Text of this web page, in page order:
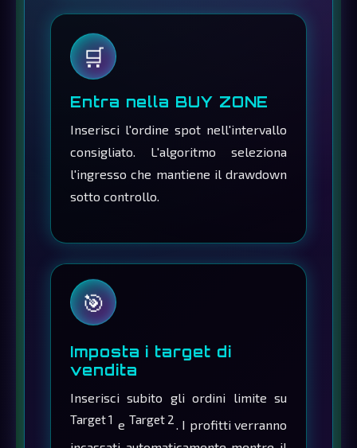
🛒
Entra nella BUY ZONE
Inserisci l'ordine spot nell'intervallo
consigliato. L'algoritmo seleziona
l'ingresso che mantiene il drawdown
sotto controllo.
🎯
Imposta i target di
vendita
Inserisci subito gli ordini limite su
Target 1 e Target 2. I profitti verranno